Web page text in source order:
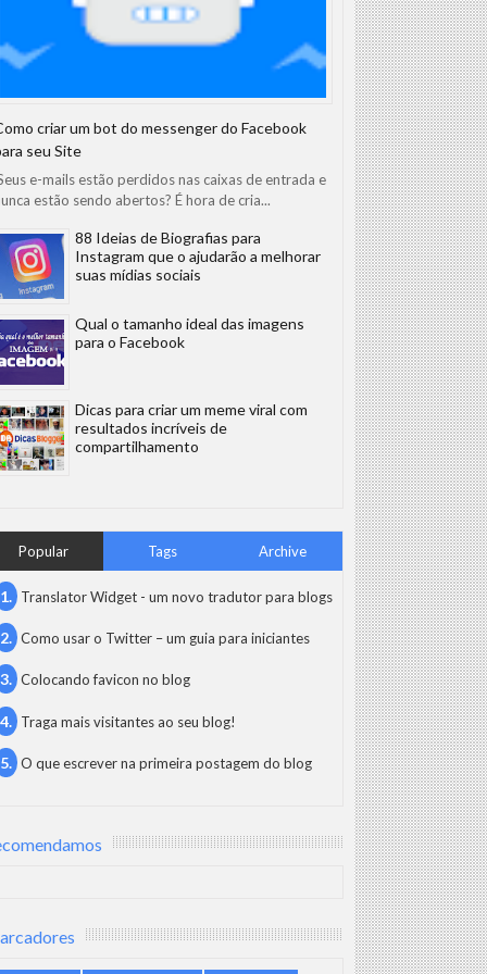
criar um bot do messenger do Facebook
seu Site
e-mails estão perdidos nas caixas de entrada e
estão sendo abertos? É hora de cria...
88 Ideias de Biografias para
Instagram que o ajudarão a melhorar
suas mídias sociais
Qual o tamanho ideal das imagens
para o Facebook
Dicas para criar um meme viral com
resultados incríveis de
compartilhamento
Popular Tags Archive
Translator Widget - um novo tradutor para blogs
Como usar o Twitter – um guia para iniciantes
Colocando favicon no blog
Traga mais visitantes ao seu blog!
O que escrever na primeira postagem do blog